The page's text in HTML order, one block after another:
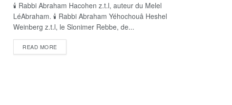
🕯 Rabbi Abraham Hacohen z.t.l, auteur du Melel
LéAbraham. 🕯 Rabbi Abraham Yéhochouâ Heshel
Weinberg z.t.l, le Slonimer Rebbe, de...
READ MOREDETAILS